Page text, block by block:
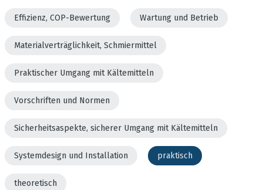
Effizienz, COP-Bewertung Wartung und Betrieb
Materialverträglichkeit, Schmiermittel
Praktischer Umgang mit Kältemitteln
Vorschriften und Normen
Sicherheitsaspekte, sicherer Umgang mit Kältemitteln
Systemdesign und Installation praktisch
theoretisch